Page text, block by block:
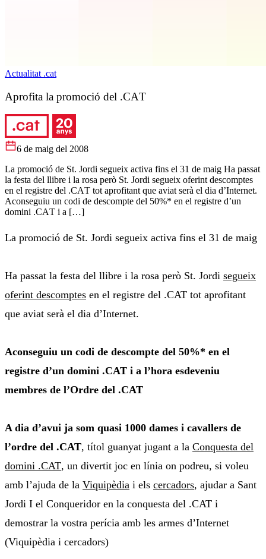
Actualitat .cat
Aprofita la promoció del .CAT
6 de maig del 2008
La promoció de St. Jordi segueix activa fins el 31 de maig Ha passat
la festa del llibre i la rosa però St. Jordi segueix oferint descomptes
en el registre del .CAT tot aprofitant que aviat serà el dia d’Internet.
Aconseguiu un codi de descompte del 50%* en el registre d’un
domini .CAT i a […]
La promoció de St. Jordi segueix activa fins el 31 de maig
Ha passat la festa del llibre i la rosa però St. Jordi segueix
oferint descomptes en el registre del .CAT tot aprofitant
que aviat serà el dia d’Internet.
Aconseguiu un codi de descompte del 50%* en el
registre d’un domini .CAT i a l’hora esdeveniu
membres de l’Ordre del .CAT
A dia d’avui ja som quasi 1000 dames i cavallers de
l’ordre del .CAT, títol guanyat jugant a la Conquesta del
domini .CAT, un divertit joc en línia on podreu, si voleu
amb l’ajuda de la Viquipèdia i els cercadors, ajudar a Sant
Jordi I el Conqueridor en la conquesta del .CAT i
demostrar la vostra perícia amb les armes d’Internet
(Viquipèdia i cercadors)